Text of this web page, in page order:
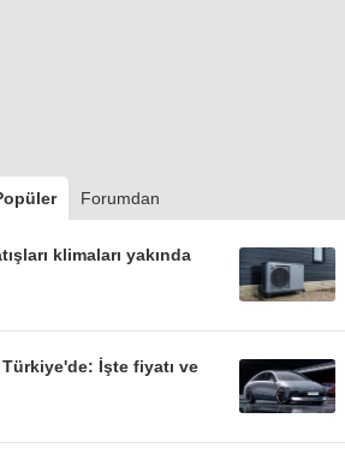
Forumdan
klimaları yakında
İşte fiyatı ve